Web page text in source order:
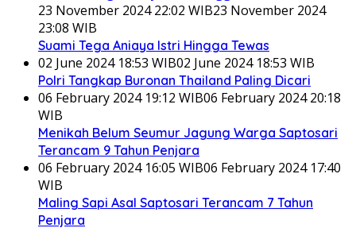
23 November 2024 22:02 WIB23 November 2024
23:08 WIB
Suami Tega Aniaya Istri Hingga Tewas
02 June 2024 18:53 WIB02 June 2024 18:53 WIB
Polri Tangkap Buronan Thailand Paling Dicari
06 February 2024 19:12 WIB06 February 2024 20:18
WIB
Menikah Belum Seumur Jagung Warga Saptosari
Terancam 9 Tahun Penjara
06 February 2024 16:05 WIB06 February 2024 17:40
WIB
Maling Sapi Asal Saptosari Terancam 7 Tahun
Penjara